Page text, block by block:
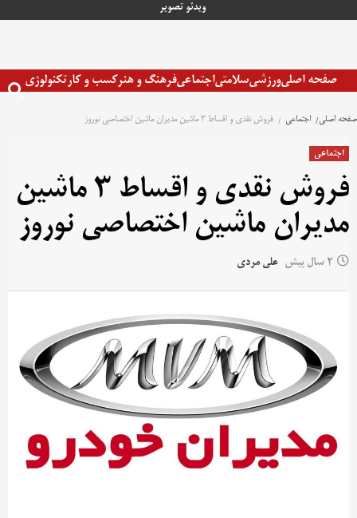
ویدئو تصویر
صفحه اصلیورزشیسلامتیاجتماعیفرهنگ و هنرکسب و کارتکنولوژی
صفحه اصلی اجتماعی فروش نقدی و اقساط ۳ ماشین مدیران ماشین اختصاصی نوروز
اجتماعی
فروش نقدی و اقساط ۳ ماشین
مدیران ماشین اختصاصی نوروز
2 سال پیش علی مردی